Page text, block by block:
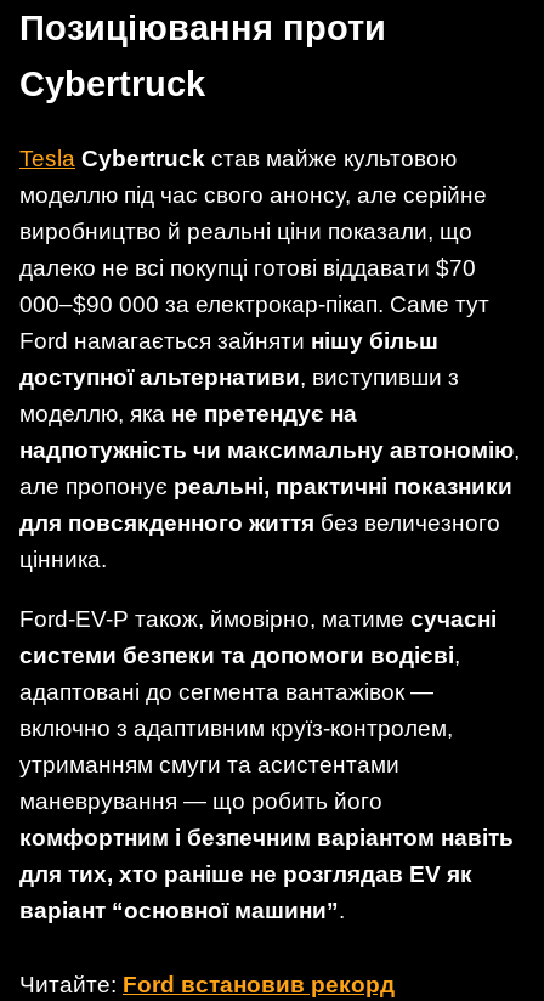
Позиціювання проти
Cybertruck
Tesla Cybertruck став майже культовою
моделлю під час свого анонсу, але серійне
виробництво й реальні ціни показали, що
далеко не всі покупці готові віддавати $70
000–$90 000 за електрокар-пікап. Саме тут
Ford намагається зайняти нішу більш
доступної альтернативи, виступивши з
моделлю, яка не претендує на
надпотужність чи максимальну автономію,
але пропонує реальні, практичні показники
для повсякденного життя без величезного
цінника.
Ford-EV-P також, ймовірно, матиме сучасні
системи безпеки та допомоги водієві,
адаптовані до сегмента вантажівок —
включно з адаптивним круїз-контролем,
утриманням смуги та асистентами
маневрування — що робить його
комфортним і безпечним варіантом навіть
для тих, хто раніше не розглядав EV як
варіант “основної машини”.
Читайте: Ford встановив рекорд